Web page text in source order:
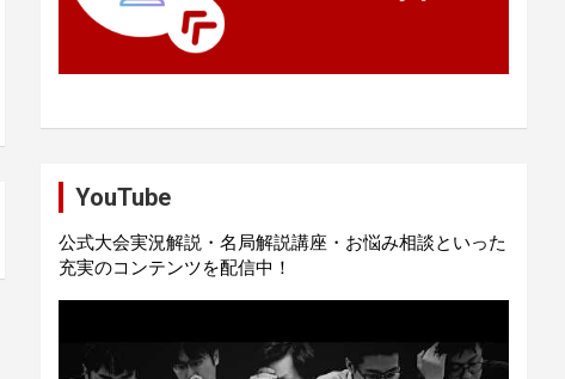
YouTube
公式大会実況解説・名局解説講座・お悩み相談といった
充実のコンテンツを配信中！